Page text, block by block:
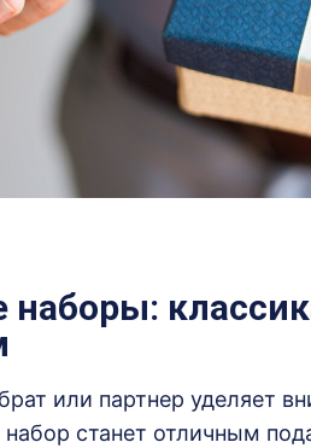
или партнер уделяет
набор станет отличным